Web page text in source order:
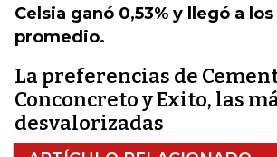
Celsia ganó 0,53% y llegó a
promedio.
La preferencias de
Conconcreto y Exito, las
desvalorizadas